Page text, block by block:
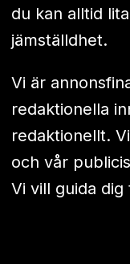
du kan alltid
jämställdhet.
Vi är
redaktionella
redaktionellt.
och vår
Vi vill guida